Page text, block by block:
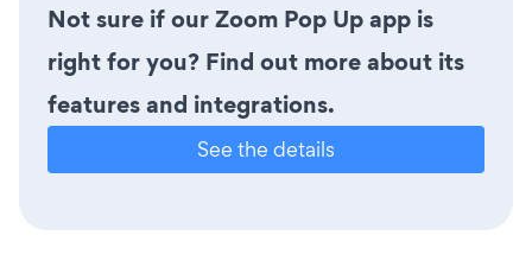
Not sure if our Zoom Pop Up app is
right for you? Find out more about its
features and integrations.
See the details